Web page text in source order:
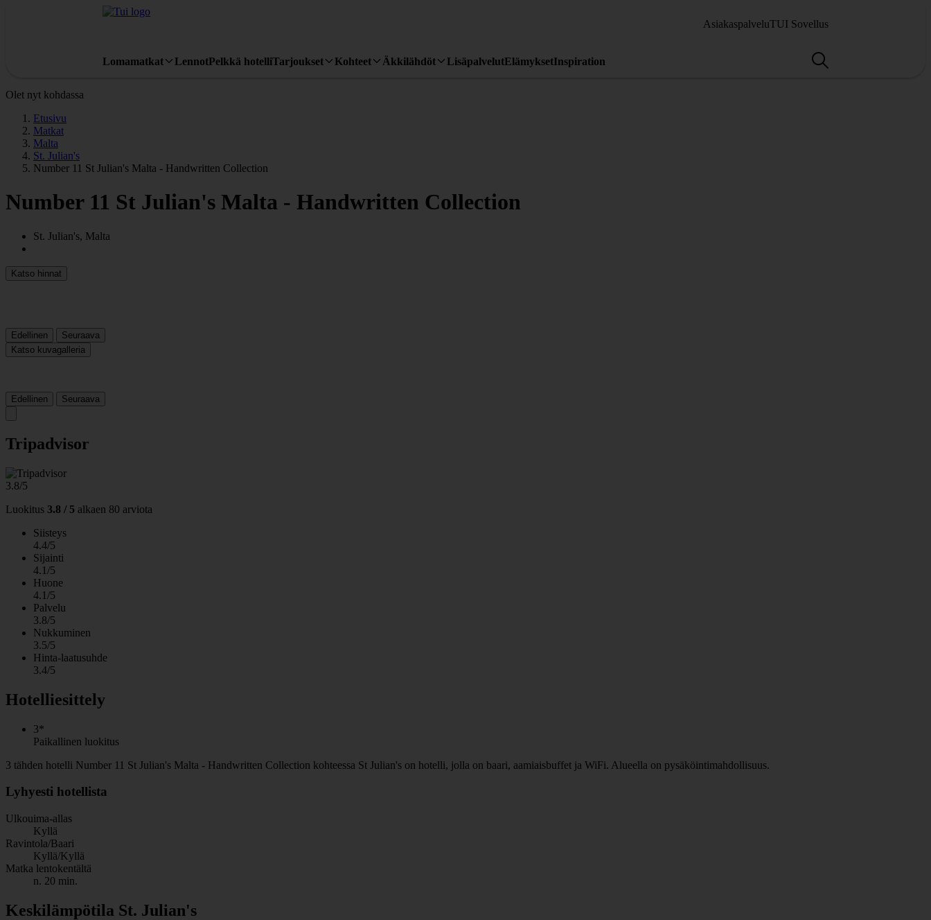
AsiakaspalveluTUI Sovellus
Lomamatkat LennotPelkkä hotelliTarjoukset Kohteet Äkkilähdöt LisäpalvelutElämyksetInspiration
Olet nyt kohdassa
Etusivu
Matkat
Malta
St. Julian's
Number 11 St Julian's Malta - Handwritten Collection
Number 11 St Julian's Malta - Handwritten Collection
St. Julian's, Malta
Katso hinnat
Edellinen
Seuraava
Katso kuvagalleria
Edellinen Seuraava
Tripadvisor
3.8/5
Luokitus 3.8 / 5 alkaen 80 arviota
Siisteys
4.4/5
Sijainti
4.1/5
Huone
4.1/5
Palvelu
3.8/5
Nukkuminen
3.5/5
Hinta-laatusuhde
3.4/5
Hotelliesittely
3*
Paikallinen luokitus
3 tähden hotelli Number 11 St Julian's Malta - Handwritten Collection kohteessa St Julian's on hotelli, jolla on baari, aamiaisbuffet ja WiFi. Alueella on pysäköintimahdollisuus.
Lyhyesti hotellista
Ulkouima-allas
Kyllä
Ravintola/Baari
Kyllä/Kyllä
Matka lentokentältä
n. 20 min.
Keskilämpötila St. Julian's